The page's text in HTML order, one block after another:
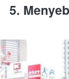
5.